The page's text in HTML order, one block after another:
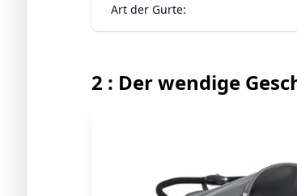
Art der Gurte:
2 : Der wendige